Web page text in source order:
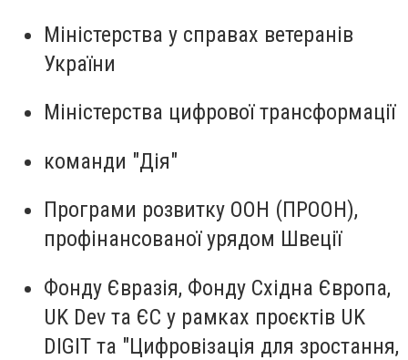
Міністерства у справах ветеранів
України
Міністерства цифрової трансформації
команди "Дія"
Програми розвитку ООН (ПРООН),
профінансованої урядом Швеції
Фонду Євразія, Фонду Східна Європа,
UK Dev та ЄС у рамках проєктів UK
DIGIT та "Цифровізація для зростання,